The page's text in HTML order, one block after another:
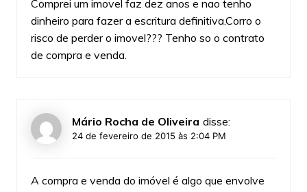
Comprei um imovel faz dez anos e nao tenho
dinheiro para fazer a escritura definitiva.Corro o
risco de perder o imovel??? Tenho so o contrato
de compra e venda.
Mário Rocha de Oliveira disse:
24 de fevereiro de 2015 às 2:04 PM
A compra e venda do imóvel é algo que envolve